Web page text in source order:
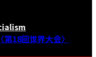
18回世界大会〉